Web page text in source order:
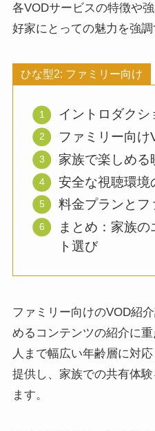
各VODサービスの特徴や
好家にとっての魅力を強調
ひな型2: ファミリー向け
イントロダクシ
ファミリー向
家族で楽しめる
安全な視聴環境
料金プランとフ
まとめ：家族
ト選び
ファミリー向けのVOD紹
めるコンテンツの紹介に
人まで幅広い年齢層に対
提供し、家族での共有体
ます。